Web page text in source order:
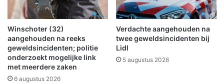
e
n
v
e
e
n
Winschoter (32)
aangehouden na reeks
geweldsincidenten; politie
onderzoekt mogelijke link
met meerdere zaken
6 augustus 2026
Verdachte aangehouden na
twee geweldsincidenten bij
Lidl
5 augustus 2026